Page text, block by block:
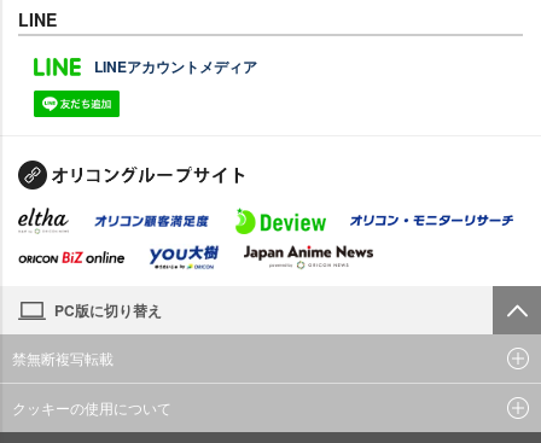
LINE
LINEアカウントメディア
PC版に切り替え
禁無断複写転載
クッキーの使用について